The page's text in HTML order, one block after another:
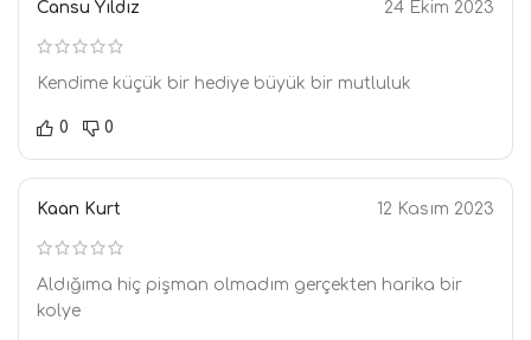
Cansu Yıldız 24 Ekim 2023
Kendime küçük bir hediye büyük bir mutluluk
0 0
Kaan Kurt 12 Kasım 2023
Aldığıma hiç pişman olmadım gerçekten harika bir
kolye